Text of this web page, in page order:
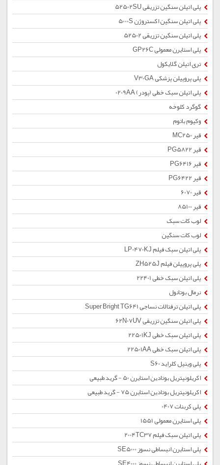
پلی اتیلن سنگین تزریقی 52502SU
پلی اتیلن سنگین اکستروژن 5000S
پلی اتیلن سنگین تزریقی 52502
پلی استایرن معمولی GP26C
تری اتیلن گلایکول
پلی پروپیلن پزشکی V30GA
پلی اتیلن سبک خطی (پودر) 0209AA
گوگرد کلوخه
وکیوم باتوم
قیر MC250
قیر PG5822
قیر PG6416
قیر PG6422
قیر 6070
قیر 85100
لوب کات سبک
لوب کات سنگین
پلی اتیلن سبک فیلم LP0470KJ
پلی پروپیلن فیلم ZH525J
پلی اتیلن سبک خطی 22401
نرمال بوتانول
پلی اتیلن ترفتالات نساجی Super Bright TG641
پلی اتیلن سنگین تزریقی 62N07UV
پلی اتیلن سبک خطی 22501KJ
پلی اتیلن سبک خطی 22501AA
پلی وینیل کلراید S60
اکریلونیتریل بوتادین استایرن 50 - گرید طبیعی
اکریلونیتریل بوتادین استایرن 75 - گرید طبیعی
پلی کربنات 0407
پلی استایرن معمولی 1551
پلی اتیلن سبک فیلم 2004TC37
پلی استایرن انبساطی نسوز SE5000